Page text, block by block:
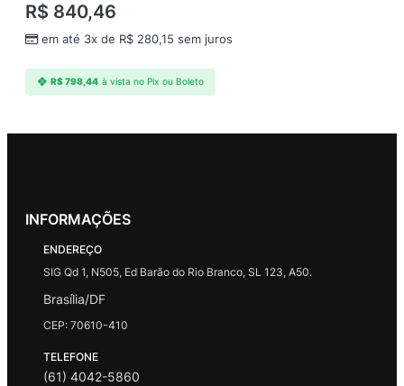
R$ 840,46
em até 3x de R$ 280,15 sem juros
R$798,44 à vista no Pix ou Boleto
INFORMAÇÕES
ENDEREÇO
SIG Qd 1, N505, Ed Barão do Rio Branco, SL 123, A50.
Brasília/DF
CEP: 70610-410
TELEFONE
(61) 4042-5860